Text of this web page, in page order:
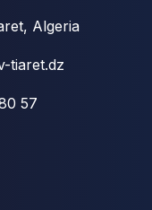
Algeria
tiaret.dz
57